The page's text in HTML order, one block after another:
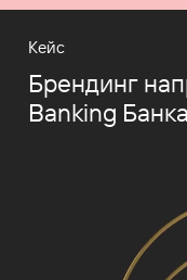
Кейс
Брендинг
Banking